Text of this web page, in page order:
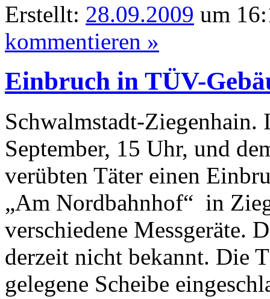
Erstellt: 28.09.2009 um
kommentieren »
Einbruch in TÜV-
Schwalmstadt-Ziegenhain.
September, 15 Uhr, und
verübten Täter einen
„Am Nordbahnhof“ in
verschiedene Messgeräte.
derzeit nicht bekannt. Die
gelegene Scheibe